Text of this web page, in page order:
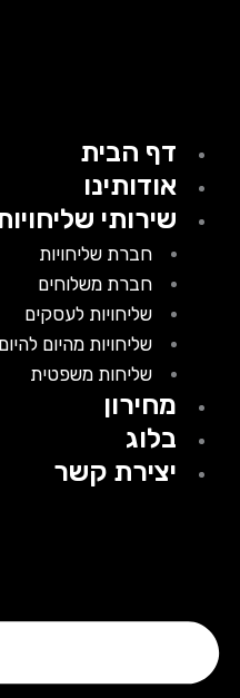
דף הבית
אודותינו
שירותי שליחויות
חברת שליחויות
חברת משלוחים
שליחויות לעסקים
שליחויות מהיום להיום
שליחות משפטית
מחירון
בלוג
יצירת קשר